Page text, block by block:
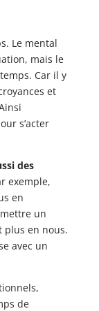
Le mental
mais le
Car il y
et
s’acter
des
exemple,
en
un
plus en nous.
avec un
de